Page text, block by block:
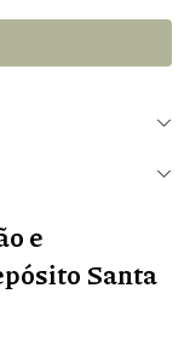
e
Santa